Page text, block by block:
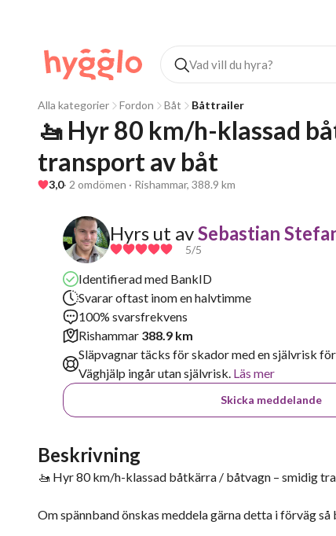
Alla kategorier Fordon Båt Båttrailer
🚤 Hyr 80 km/h-klassad
transport av båt
3,0· 2 omdömen · Rishammar, 388.9 km
Hyrs ut avSebastian
5/5
Identifierad med BankID
Svarar oftast inom en halvtimme
100% svarsfrekvens
Rishammar 388.9 km
Släpvagnar täcks för skador med en självrisk
Väghjälp ingår utan självrisk. Läs mer
Skicka meddelande
Beskrivning
🚤 Hyr 80 km/h-klassad båtkärra / båtvagn – smidig
Om spännband önskas meddela gärna detta i förväg